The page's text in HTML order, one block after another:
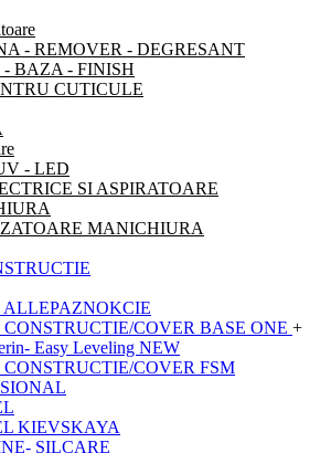
- REMOVER - DEGRESANT
- BAZA - FINISH
CUTICULE
- LED
SI ASPIRATOARE
MANICHIURA
ALLEPAZNOKCIE
COVER BASE ONE +
Easy Leveling NEW
COVER FSM
KIEVSKAYA
SILCARE